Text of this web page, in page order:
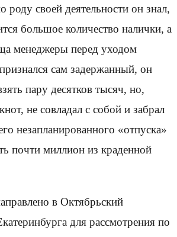
роду своей деятельности он знал,
большое количество налички, а
менеджеры перед уходом
сам задержанный, он
пару десятков тысяч, но,
не совладал с собой и забрал
незапланированного «отпуска»
почти миллион из краденной
в Октябрьский
для рассмотрения по